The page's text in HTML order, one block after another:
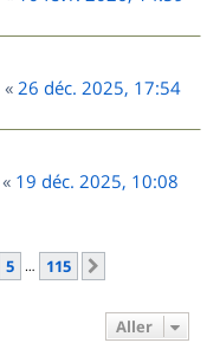
« 26 déc. 2025, 17:54
« 19 déc. 2025, 10:08
5 … 115
Aller